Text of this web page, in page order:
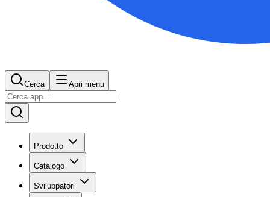
Cerca Apri menu
Prodotto
Catalogo
Sviluppatori